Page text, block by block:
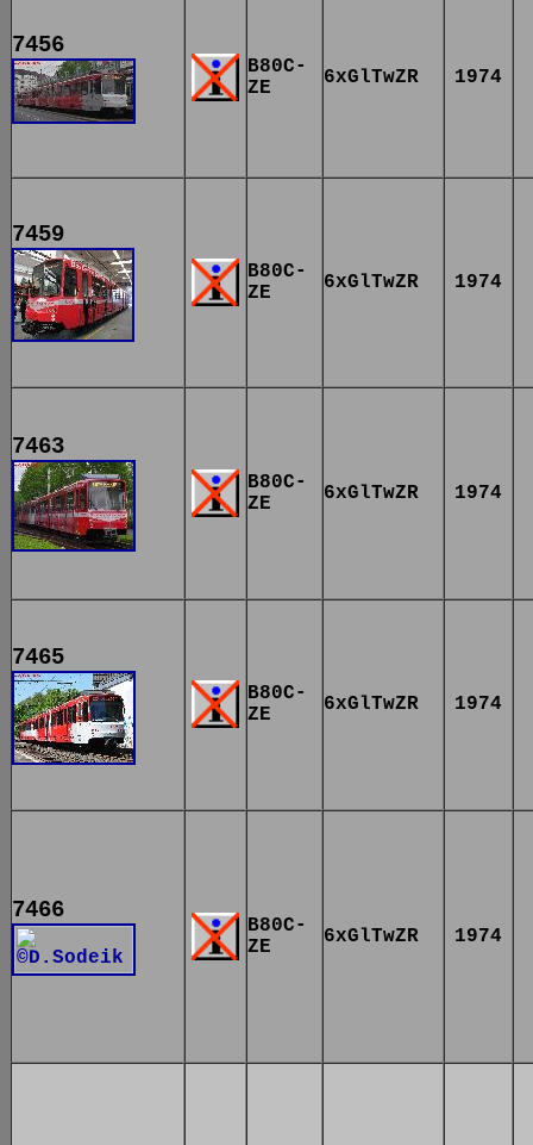
7456
B80C-
ZE
6xGlTwZR 1974
7459
B80C-
ZE
6xGlTwZR 1974
7463
B80C-
ZE
6xGlTwZR 1974
7465
B80C-
ZE
6xGlTwZR 1974
7466
B80C-
ZE
6xGlTwZR 1974